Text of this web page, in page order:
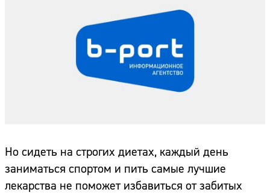
Но сидеть на строгих диетах, каждый день
заниматься спортом и пить самые лучшие
лекарства не поможет избавиться от забитых